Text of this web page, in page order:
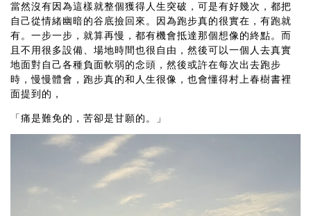
當然沒有因為這樣就整個獲得人生突破，可是有好幾次，都把
自己從情緒幽暗的谷底撿回來。因為跑步真的很實在，有跑就
有。一步一步，就算再慢，都有機會抵達那個想像的終點。而
且不用很多設備、場地時間也很自由，然後可以一個人去真實
地面對自己各種負面軟弱的念頭，然後或許在每次出去跑步
時，慢慢體會，跑步真的和人生很像，也會懂得村上春樹書裡
面提到的，
「痛是難免的，苦卻是甘願的。」